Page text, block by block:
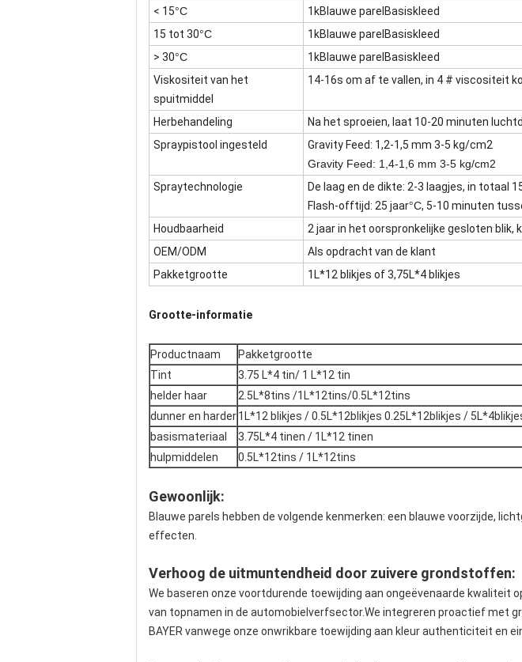
< 15°C 1kBlauwe parel Basiskleed
15 tot 30°C 1kBlauwe parel Basiskleed
> 30°C 1kBlauwe parel Basiskleed
Viskositeit van het
spuitmiddel
14-16s om af te vallen, in 4 # viscositeit
Herbehandeling
Na het sproeien, laat 10-20 minuten
Spraypistool ingesteld
Gravity Feed: 1,2-1,5 mm 3-5 kg/cm2
Gravity Feed: 1,4-1,6 mm 3-5 kg/cm2
Spraytechnologie
De laag en de dikte: 2-3 laagjes, in totaal
Flash-offtijd: 25 jaar°C, 5-10 minuten
Houdbaarheid
2 jaar in het oorspronkelijke gesloten blik,
OEM/ODM
Als opdracht van de klant
Pakketgrootte
1L*12 blikjes of 3,75L*4 blikjes
Grootte-informatie
Productnaam
Pakketgrootte
Tint
3.75 L*4 tin/ 1 L*12 tin
helder haar
2.5L*8tins /1L*12tins/0.5L*12tins
dunner en harder1L*12 blikjes / 0.5L*12blikjes 0.25L*12blikjes /
basismateriaal
3.75L*4 tinen / 1L*12 tinen
hulpmiddelen
0.5L*12tins / 1L*12tins
Gewoonlijk:
Blauwe parels hebben de volgende kenmerken: een blauwe voorzijde,
effecten.
Verhoog de uitmuntendheid door zuivere grondstoffen:
We baseren onze voortdurende toewijding aan ongeëvenaarde
van topnamen in de automobielverfsector.We integreren proactief met
BAYER vanwege onze onwrikbare toewijding aan kleur authenticiteit en